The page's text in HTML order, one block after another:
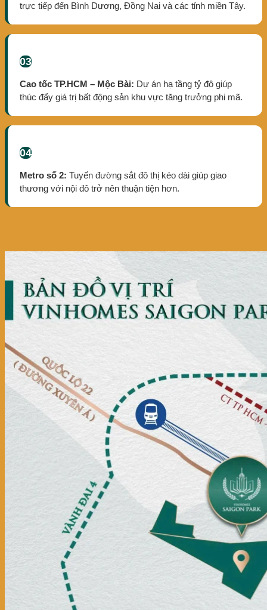
trực tiếp đến Bình Dương, Đồng Nai và các tỉnh miền Tây.
03
Cao tốc TP.HCM – Mộc Bài: Dự án hạ tầng tỷ đô giúp
thúc đẩy giá trị bất động sản khu vực tăng trưởng phi mã.
04
Metro số 2: Tuyến đường sắt đô thị kéo dài giúp giao
thương với nội đô trở nên thuận tiện hơn.